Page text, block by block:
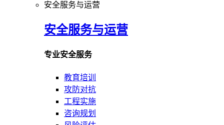
安全服务与运营
安全服务与运营
专业安全服务
教育培训
攻防对抗
工程实施
咨询规划